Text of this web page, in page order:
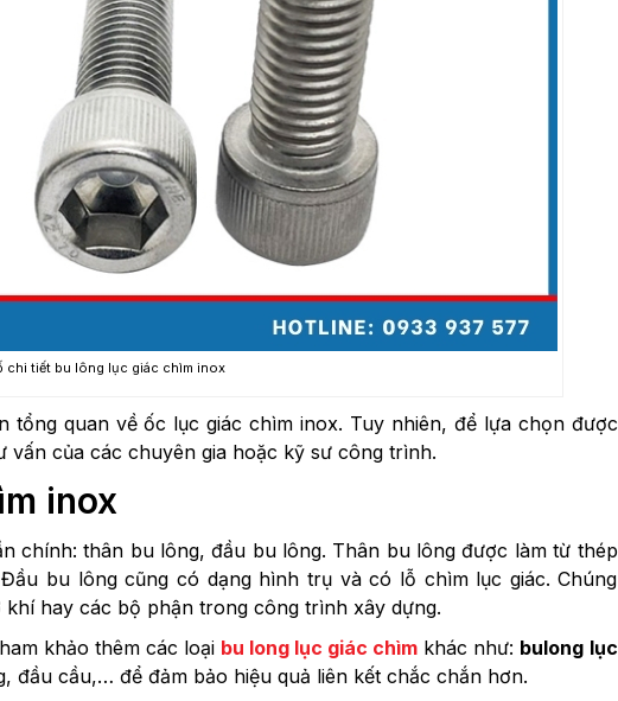
chi tiết bu lông lục giác chìm inox
quan về ốc lục giác chìm inox. Tuy nhiên, để lựa chọn được
của các chuyên gia hoặc kỹ sư công trình.
inox
chính: thân bu lông, đầu bu lông. Thân bu lông được làm từ thép
bu lông cũng có dạng hình trụ và có lỗ chìm lục giác. Chúng
hay các bộ phận trong công trình xây dựng.
khảo thêm các loại bu long lục giác chìm khác như: bulong lục
đầu cầu,… để đảm bảo hiệu quả liên kết chắc chắn hơn.